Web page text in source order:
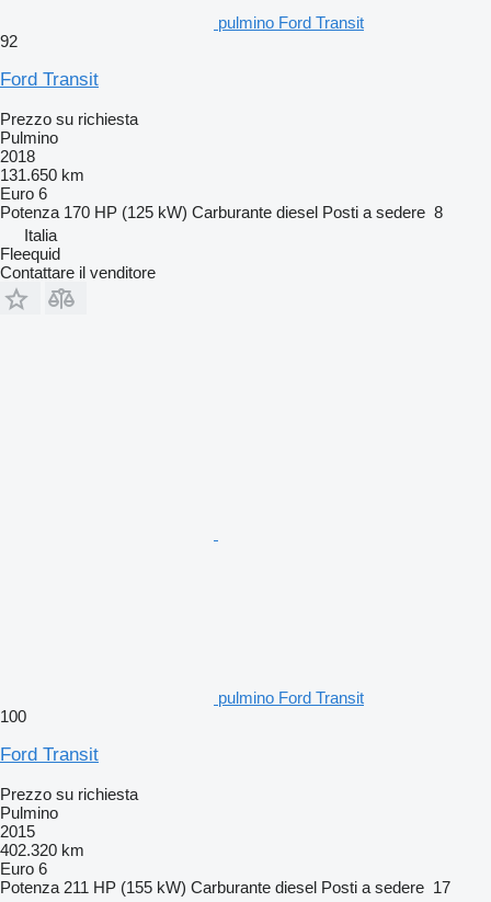
pulmino Ford Transit
92
Ford Transit
Prezzo su richiesta
Pulmino
2018
131.650 km
Euro 6
Potenza 170 HP (125 kW) Carburante diesel Posti a sedere 8
Italia
Fleequid
Contattare il venditore
pulmino Ford Transit
100
Ford Transit
Prezzo su richiesta
Pulmino
2015
402.320 km
Euro 6
Potenza 211 HP (155 kW) Carburante diesel Posti a sedere 17